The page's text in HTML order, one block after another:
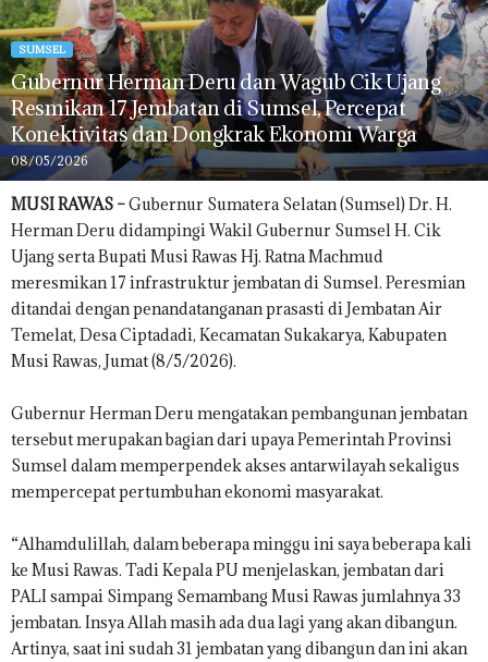
SUMSEL
Gubernur Herman Deru dan Wagub Cik Ujang
Resmikan 17 Jembatan di Sumsel, Percepat
Konektivitas dan Dongkrak Ekonomi Warga
08/05/2026
MUSI RAWAS –Gubernur Sumatera Selatan (Sumsel) Dr. H.
Herman Deru didampingi Wakil Gubernur Sumsel H. Cik
Ujang serta Bupati Musi Rawas Hj. Ratna Machmud
meresmikan 17 infrastruktur jembatan di Sumsel. Peresmian
ditandai dengan penandatanganan prasasti di Jembatan Air
Temelat, Desa Ciptadadi, Kecamatan Sukakarya, Kabupaten
Musi Rawas, Jumat (8/5/2026).
Gubernur Herman Deru mengatakan pembangunan jembatan
tersebut merupakan bagian dari upaya Pemerintah Provinsi
Sumsel dalam memperpendek akses antarwilayah sekaligus
mempercepat pertumbuhan ekonomi masyarakat.
“Alhamdulillah, dalam beberapa minggu ini saya beberapa kali
ke Musi Rawas. Tadi Kepala PU menjelaskan, jembatan dari
PALI sampai Simpang Semambang Musi Rawas jumlahnya 33
jembatan. Insya Allah masih ada dua lagi yang akan dibangun.
Artinya, saat ini sudah 31 jembatan yang dibangun dan ini akan